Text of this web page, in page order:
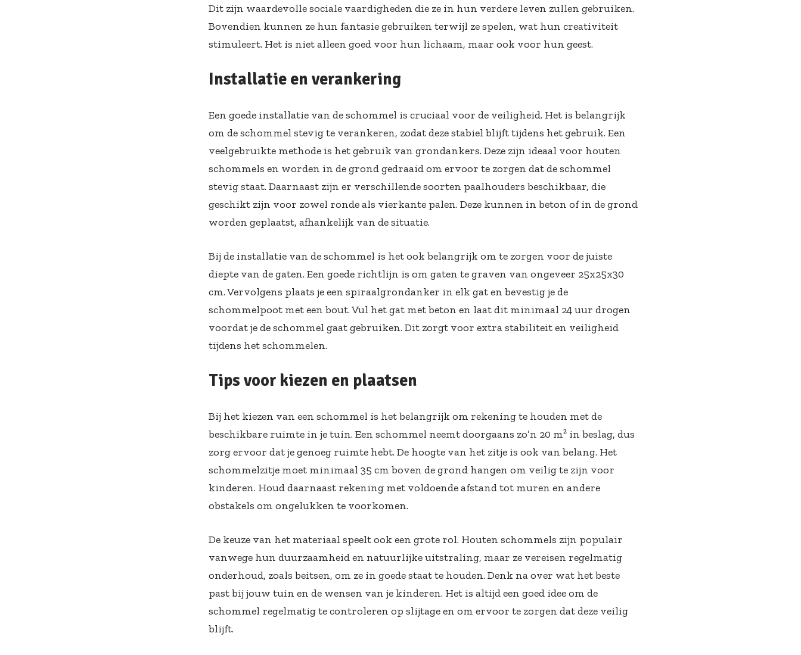
Dit zijn waardevolle sociale vaardigheden die ze in hun verdere leven zullen gebruiken.
Bovendien kunnen ze hun fantasie gebruiken terwijl ze spelen, wat hun creativiteit
stimuleert. Het is niet alleen goed voor hun lichaam, maar ook voor hun geest.
Installatie en verankering
Een goede installatie van de schommel is cruciaal voor de veiligheid. Het is belangrijk
om de schommel stevig te verankeren, zodat deze stabiel blijft tijdens het gebruik. Een
veelgebruikte methode is het gebruik van grondankers. Deze zijn ideaal voor houten
schommels en worden in de grond gedraaid om ervoor te zorgen dat de schommel
stevig staat. Daarnaast zijn er verschillende soorten paalhouders beschikbaar, die
geschikt zijn voor zowel ronde als vierkante palen. Deze kunnen in beton of in de grond
worden geplaatst, afhankelijk van de situatie.
Bij de installatie van de schommel is het ook belangrijk om te zorgen voor de juiste
diepte van de gaten. Een goede richtlijn is om gaten te graven van ongeveer 25x25x30
cm. Vervolgens plaats je een spiraalgrondanker in elk gat en bevestig je de
schommelpoot met een bout. Vul het gat met beton en laat dit minimaal 24 uur drogen
voordat je de schommel gaat gebruiken. Dit zorgt voor extra stabiliteit en veiligheid
tijdens het schommelen.
Tips voor kiezen en plaatsen
Bij het kiezen van een schommel is het belangrijk om rekening te houden met de
beschikbare ruimte in je tuin. Een schommel neemt doorgaans zo’n 20 m² in beslag, dus
zorg ervoor dat je genoeg ruimte hebt. De hoogte van het zitje is ook van belang. Het
schommelzitje moet minimaal 35 cm boven de grond hangen om veilig te zijn voor
kinderen. Houd daarnaast rekening met voldoende afstand tot muren en andere
obstakels om ongelukken te voorkomen.
De keuze van het materiaal speelt ook een grote rol. Houten schommels zijn populair
vanwege hun duurzaamheid en natuurlijke uitstraling, maar ze vereisen regelmatig
onderhoud, zoals beitsen, om ze in goede staat te houden. Denk na over wat het beste
past bij jouw tuin en de wensen van je kinderen. Het is altijd een goed idee om de
schommel regelmatig te controleren op slijtage en om ervoor te zorgen dat deze veilig
blijft.